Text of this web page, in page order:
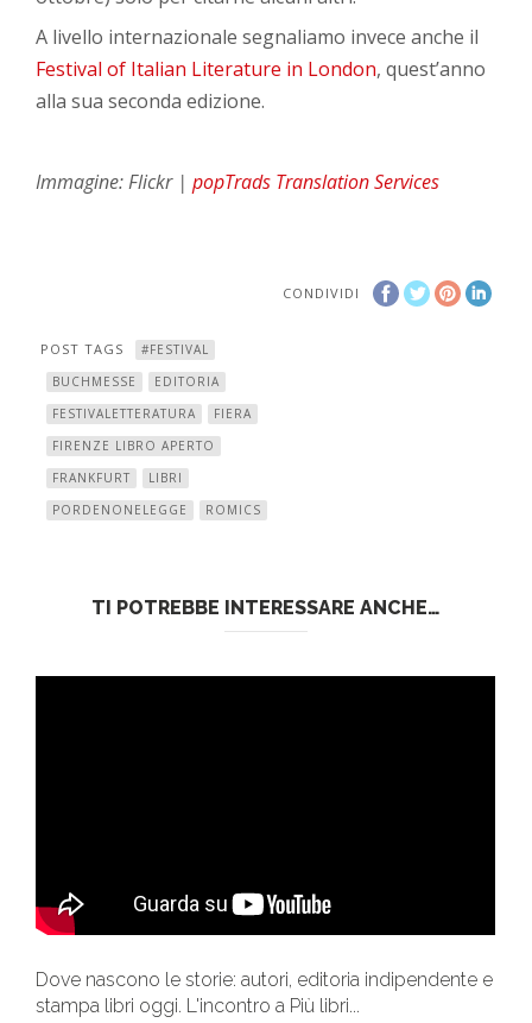
A livello internazionale segnaliamo invece anche il
Festival of Italian Literature in London, quest’anno
alla sua seconda edizione.
Immagine: Flickr |popTrads Translation Services
CONDIVIDI
POST TAGS
#FESTIVAL
BUCHMESSE
EDITORIA
FESTIVALETTERATURA
FIERA
FIRENZE LIBRO APERTO
FRANKFURT
LIBRI
PORDENONELEGGE
ROMICS
TI POTREBBE INTERESSARE ANCHE…
Dove nascono le storie: autori, editoria indipendente e
stampa libri oggi. L'incontro a Più libri...